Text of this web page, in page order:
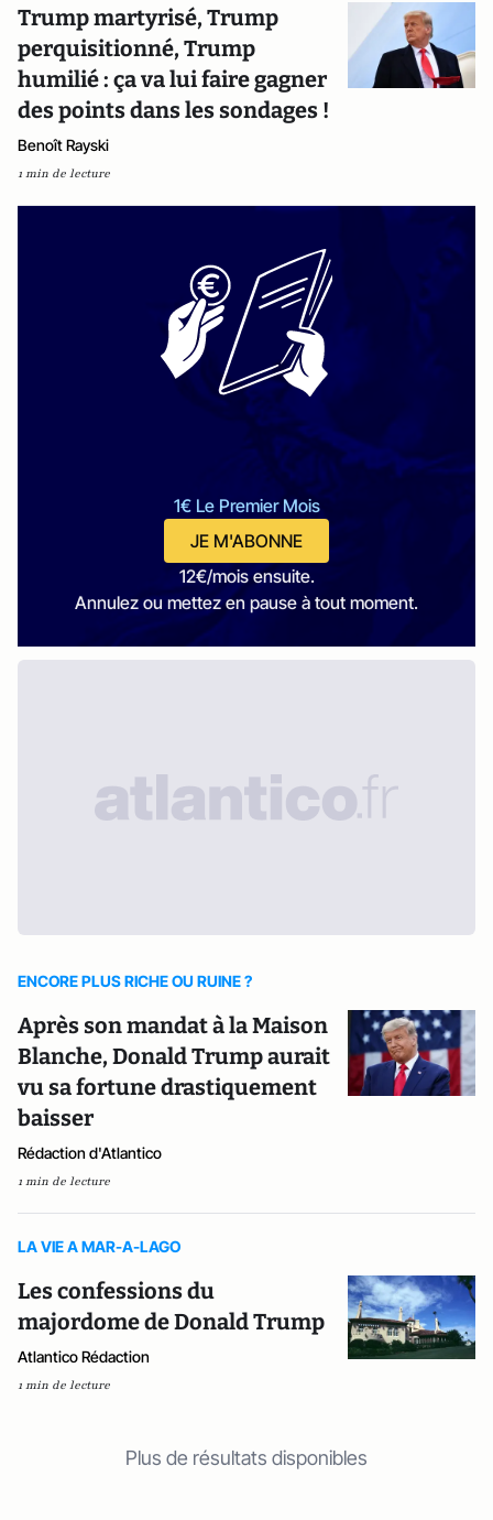
Trump martyrisé, Trump
perquisitionné, Trump
humilié : ça va lui faire gagner
des points dans les sondages !
Benoît Rayski
1 min de lecture
1€ Le Premier Mois
JE M'ABONNE
12€/mois ensuite.
Annulez ou mettez en pause à tout moment.
ENCORE PLUS RICHE OU RUINE ?
Après son mandat à la Maison
Blanche, Donald Trump aurait
vu sa fortune drastiquement
baisser
Rédaction d'Atlantico
1 min de lecture
LA VIE A MAR-A-LAGO
Les confessions du
majordome de Donald Trump
Atlantico Rédaction
1 min de lecture
Plus de résultats disponibles